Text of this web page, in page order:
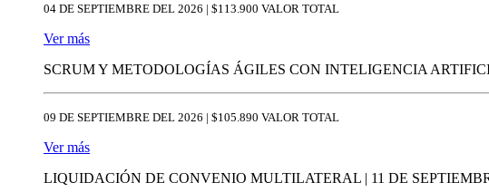
04 DE SEPTIEMBRE DEL 2026 | $113.900 VALOR TOTAL
Ver más
SCRUM Y METODOLOGÍAS ÁGILES CON INTELIGENCIA
09 DE SEPTIEMBRE DEL 2026 | $105.890 VALOR TOTAL
Ver más
LIQUIDACIÓN DE CONVENIO MULTILATERAL | 11 DE